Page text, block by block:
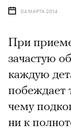
04 МАРТА 2014
При
зачастую
каждую
побеждает
чему
ни к